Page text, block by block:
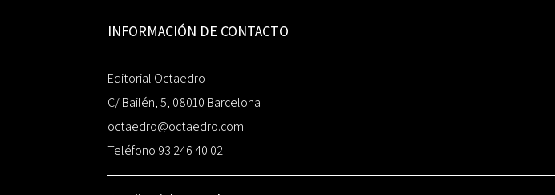
INFORMACIÓN DE CONTACTO
Editorial Octaedro
C/ Bailén, 5, 08010 Barcelona
octaedro@octaedro.com
Teléfono 93 246 40 02